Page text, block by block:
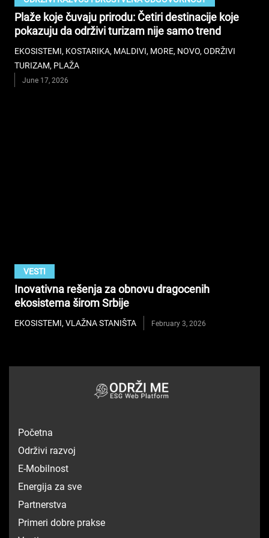
Plaže koje čuvaju prirodu: Četiri destinacije koje
pokazuju da održivi turizam nije samo trend
EKOSISTEMI, KOSTARIKA, MALDIVI, MORE, NOVO,ODRŽIVI
TURIZAM, PLAŽA
June 17, 2026
VESTI
Inovativna rešenja za obnovu dragocenih
ekosistema širom Srbije
EKOSISTEMI,VLAŽNA STANIŠTA February 3, 2026
Početna
Održivi razvoj
E-Mobilnost
Energija za sve
Partnerstva
Primeri dobre prakse